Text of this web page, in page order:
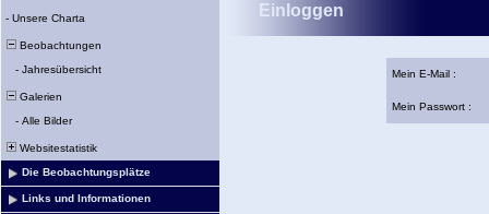
- Unsere Charta
Beobachtungen
- Jahresübersicht
Galerien
- Alle Bilder
Websitestatistik
Die Beobachtungsplätze
Links und Informationen
Einloggen
Mein E-Mail :
Mein Passwort :